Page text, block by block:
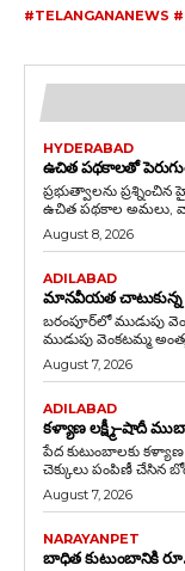
#TELANGANANEWS
HYDERABAD
ఉచిత పథకాలతో
ప్రభుత్వాలను ప్రశ్నించిన హైకోర్టు మన భారత్, హైదరాబాద్:
ఉచిత పథకాల అమలు,
August 8, 2026
ADILABAD
మానవీయత చాటుకున్న
బరంపూర్‌లో ముడుపు
August 7, 2026
ADILABAD
కళ్యాణ లక్ష్మీ–షాదీ
పేద కుటుంబాలకు కళ్యాణ
చెక్కులు పంపిణీ చేసిన
August 7, 2026
NARAYANPET
బాధిత కుటుంబానికి